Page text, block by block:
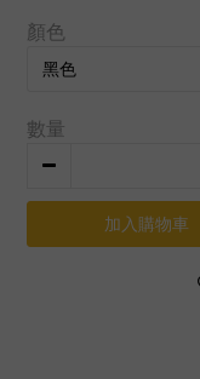
顏色
數量
加入購物車